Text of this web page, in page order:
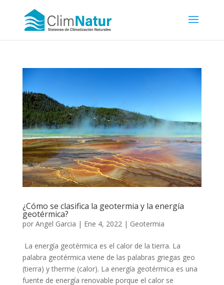
¿Cómo se clasifica la geotermia y la energía
geotérmica?
por Angel Garcia | Ene 4, 2022| Geotermia
La energía geotérmica es el calor de la tierra. La
palabra geotérmica viene de las palabras griegas geo
(tierra) y therme (calor). La energía geotérmica es una
fuente de energía renovable porque el calor se